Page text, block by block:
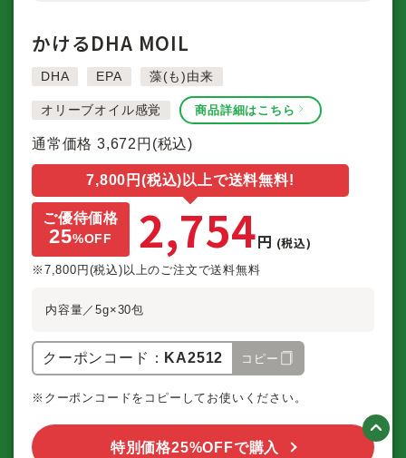
かけるDHA MOIL
DHA EPA 藻(も)由来
オリーブオイル感覚 商品詳細はこちら
通常価格 3,672 円(税込)
7,800円(税込)以上で送料無料!
ご優待価格
25%OFF 2,754円 (税込)
※7,800円(税込)以上のご注文で送料無料
内容量／5g×30包
クーポンコード： KA2512 コピー
※クーポンコードをコピーしてお使いください。
特別価格25%OFFで購入